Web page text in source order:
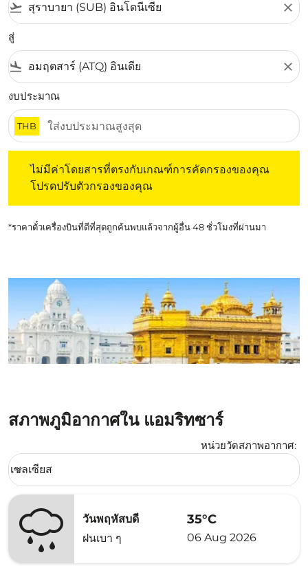
flight_takeoff close
สู่
flight_land close
งบประมาณ
THB
ไม่มีค่าโดยสารที่ตรงกับเกณฑ์การคัดกรองของคุณ
โปรดปรับตัวกรองของคุณ
*ราคาตั๋วเครื่องบินที่ดีที่สุดถูกค้นพบแล้วจากผู้อื่น 48 ชั่วโมงที่ผ่านมา
สภาพภูมิอากาศใน แอมริทซาร์
หน่วยวัดสภาพอากาศ:
Weather unit option เซลเซียส Selected
เซลเซียส
keyboard_arrow_down
วันพฤหัสบดี
ฝนเบา ๆ
35°C
06 Aug 2026